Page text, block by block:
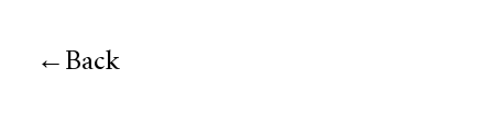
Back